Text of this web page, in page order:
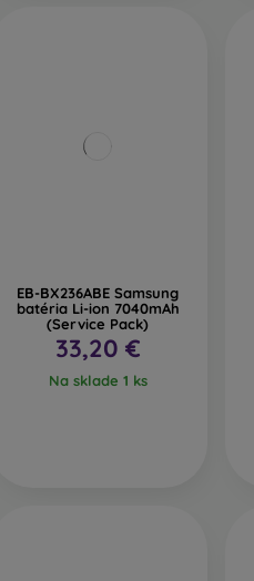
EB-BX236ABE Samsung
batéria Li-ion 7040mAh
(Service Pack)
33,20 €
Na sklade 1 ks